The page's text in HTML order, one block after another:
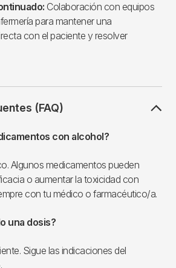
Colaboración con equipos
para mantener una
con el paciente y resolver
(FAQ)
con alcohol?
Algunos medicamentos pueden
o aumentar la toxicidad con
con tu médico o farmacéutico/a.
una dosis?
Sigue las indicaciones del